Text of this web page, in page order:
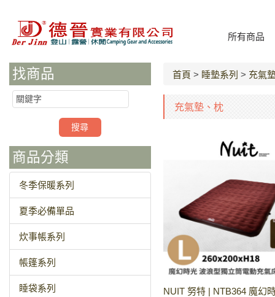
所有商品
找商品
商品分類
冬季保暖系列
夏季必備單品
炊事帳系列
帳篷系列
睡袋系列
首頁 > 睡墊系列 > 充氣
充氣墊、枕
NUIT 努特 | NTB364 魔幻